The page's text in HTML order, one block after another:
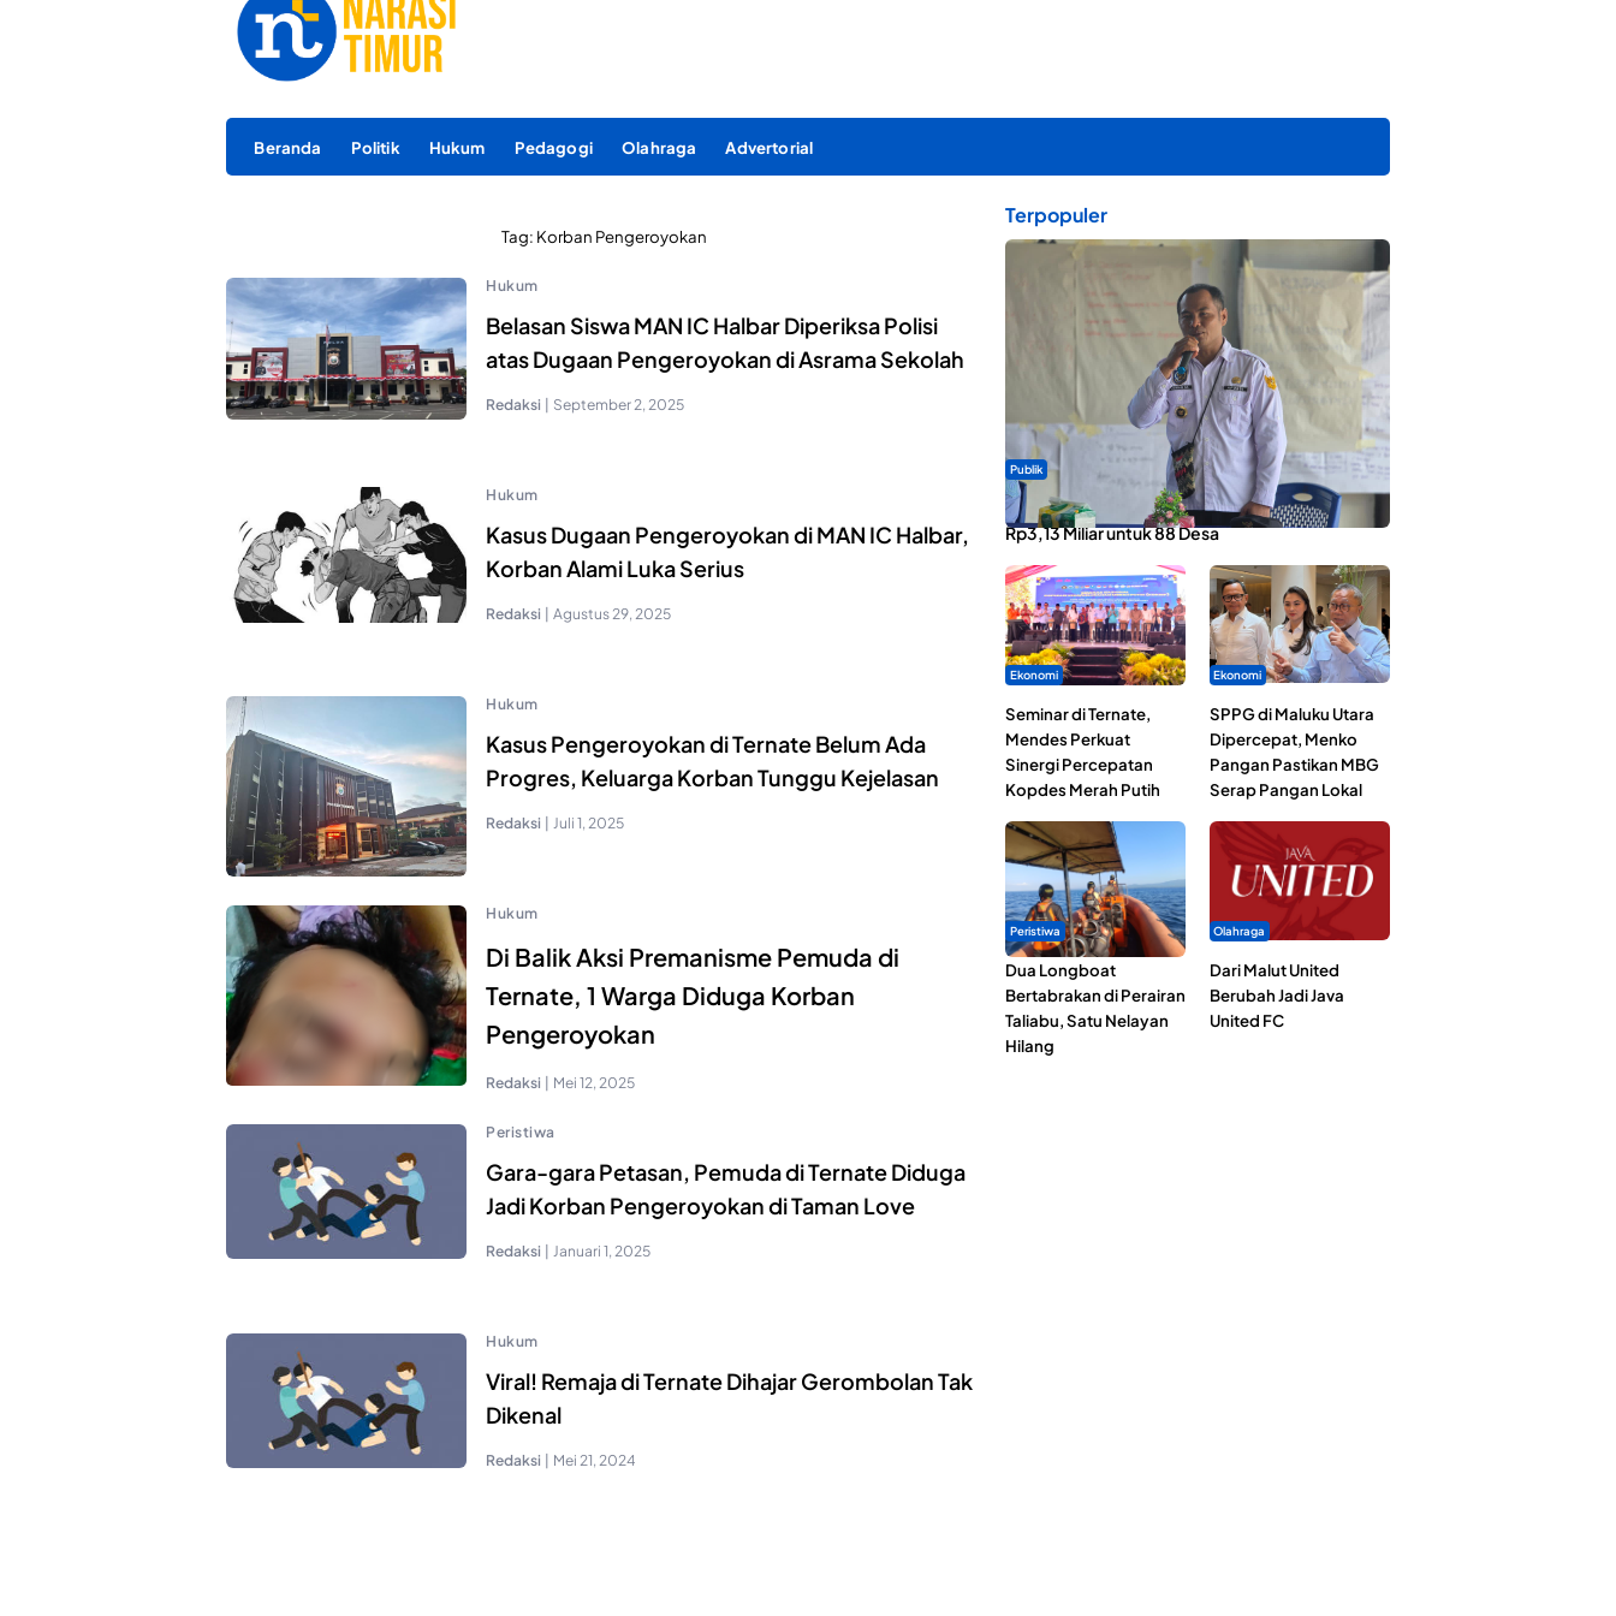
Beranda Politik Hukum Pedagogi Olahraga Advertorial
Tag: Korban Pengeroyokan
Hukum
Belasan Siswa MAN IC Halbar Diperiksa Polisi
atas Dugaan Pengeroyokan di Asrama Sekolah
Redaksi | September 2, 2025
Hukum
Kasus Dugaan Pengeroyokan di MAN IC Halbar,
Korban Alami Luka Serius
Redaksi | Agustus 29, 2025
Hukum
Kasus Pengeroyokan di Ternate Belum Ada
Progres, Keluarga Korban Tunggu Kejelasan
Redaksi | Juli 1, 2025
Hukum
Di Balik Aksi Premanisme Pemuda di
Ternate, 1 Warga Diduga Korban
Pengeroyokan
Redaksi | Mei 12, 2025
Peristiwa
Gara-gara Petasan, Pemuda di Ternate Diduga
Jadi Korban Pengeroyokan di Taman Love
Redaksi | Januari 1, 2025
Hukum
Viral! Remaja di Ternate Dihajar Gerombolan Tak
Dikenal
Redaksi | Mei 21, 2024
Terpopuler
Publik
ABDESI Morotai Apresiasi Penyaluran ADD
Rp3,13 Miliar untuk 88 Desa
Ekonomi
Seminar di Ternate,
Mendes Perkuat
Sinergi Percepatan
Kopdes Merah Putih
Ekonomi
SPPG di Maluku Utara
Dipercepat, Menko
Pangan Pastikan MBG
Serap Pangan Lokal
Peristiwa
Dua Longboat
Bertabrakan di Perairan
Taliabu, Satu Nelayan
Hilang
Olahraga
Dari Malut United
Berubah Jadi Java
United FC